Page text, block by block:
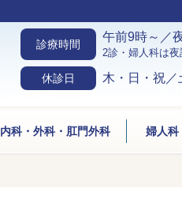
診療時間
午前9時～／
2診・婦人科は夜
休診日 木・日・祝／
内科・外科・肛門外科 婦人科